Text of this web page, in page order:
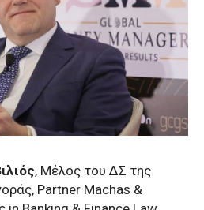
, Μέλος του ΔΣ της
Partner Machas &